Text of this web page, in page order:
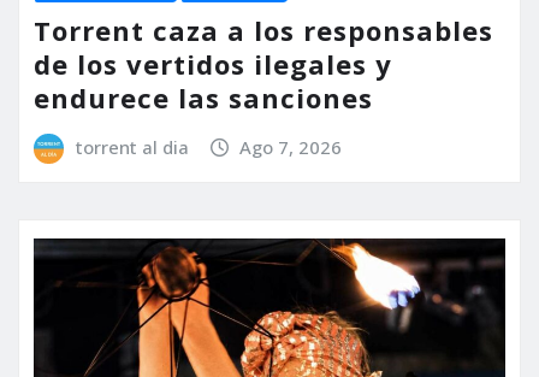
Torrent caza a los responsables
de los vertidos ilegales y
endurece las sanciones
torrent al dia Ago 7, 2026